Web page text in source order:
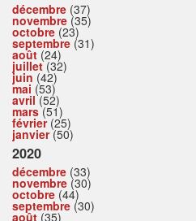
décembre (37)
novembre (35)
octobre (23)
septembre (31)
août (24)
juillet(32)
juin (42)
mai (53)
avril(52)
mars(51)
février(25)
janvier(50)
2020
décembre (33)
novembre (30)
octobre (44)
septembre (30)
août (35)